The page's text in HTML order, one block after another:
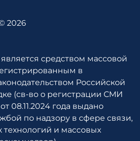
2026
средством массовой
в
Российской
(св-во о регистрации СМИ
08.11.2024 года выдано
по надзору в сфере связи,
и массовых